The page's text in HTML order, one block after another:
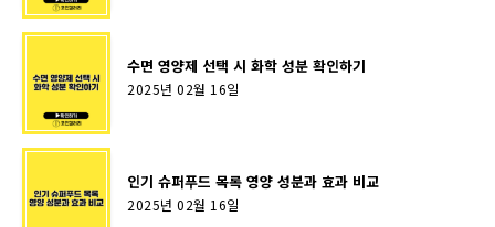
수면 영양제 선택 시 화학 성분 확인하기
2025년 02월 16일
인기 슈퍼푸드 목록 영양 성분과 효과 비교
2025년 02월 16일